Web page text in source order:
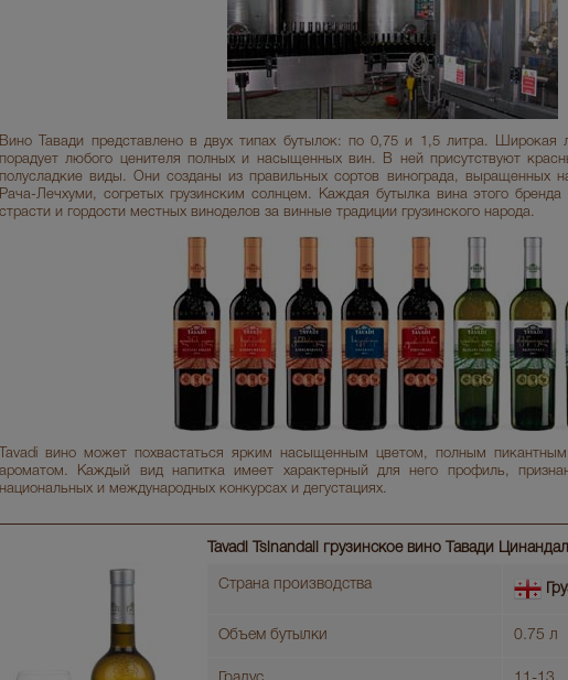
Вино Тавади представлено в двух типах бутылок: по 0,75 и 1,5 литра. Широкая
порадует любого ценителя полных и насыщенных вин. В ней присутствуют
полусладкие виды. Они созданы из правильных сортов винограда, выращенных
Рача-Лечхуми, согретых грузинским солнцем. Каждая бутылка вина этого бренда
страсти и гордости местных виноделов за винные традиции грузинского народа.
Tavadi вино может похвастаться ярким насыщенным цветом, полным
ароматом. Каждый вид напитка имеет характерный для него профиль,
национальных и международных конкурсах и дегустациях.
Tavadi Tsinandali грузинское вино Тавади
Страна производства
Объем бутылки 0.75 л